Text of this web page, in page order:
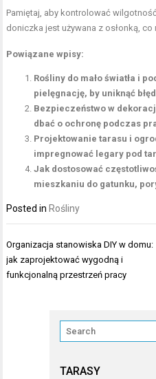
Pamiętaj, aby kontrolować
doniczka jest używana z osłonką,
Powiązane wpisy:
Rośliny do mało światła i
pielęgnację, by uniknąć
Bezpieczeństwo w
dbać o ochronę podczas
Projektowanie tarasu i
impregnować legary pod
Jak dostosować
mieszkaniu do gatunku,
Posted in Rośliny
Nawigacja
wpisu
Organizacja stanowiska DIY w domu:
jak zaprojektować wygodną i
funkcjonalną przestrzeń pracy
TARASY